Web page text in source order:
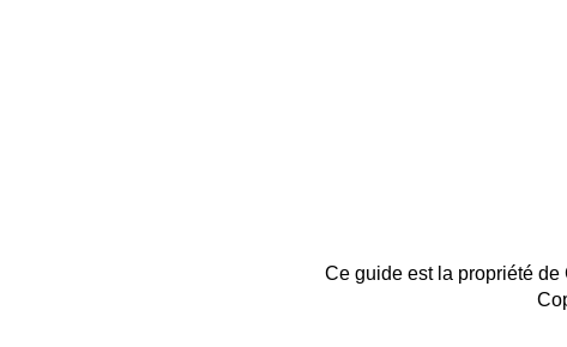
Ce guide est la propriété